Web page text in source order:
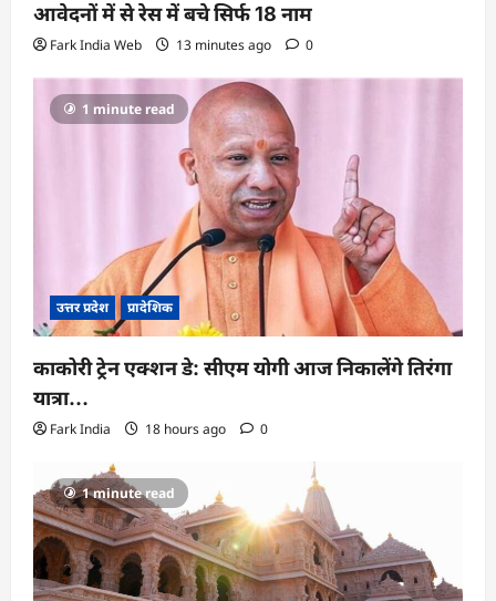
आवेदनों में से रेस में बचे सिर्फ 18 नाम
Fark India Web 13 minutes ago 0
1 minute read
उत्तर प्रदेश प्रादेशिक
काकोरी ट्रेन एक्शन डे: सीएम योगी आज निकालेंगे तिरंगा
यात्रा…
Fark India 18 hours ago 0
1 minute read